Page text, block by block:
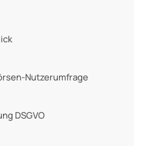
Nutzerumfrage
DSGVO